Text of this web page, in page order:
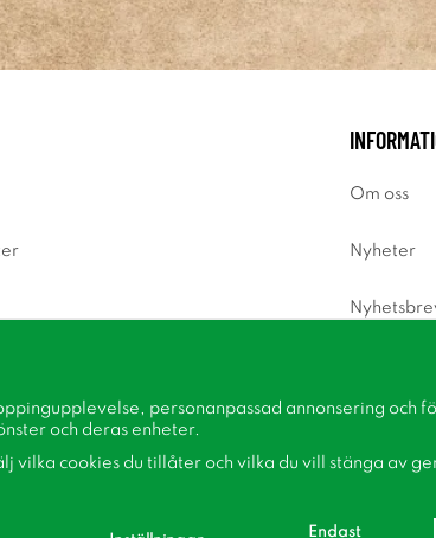
Om oss
Nyheter
Inspiration
personanpassad annonsering
och deras enheter.
vilka cookies du tillåter och vilka du vill stänga av
Endast